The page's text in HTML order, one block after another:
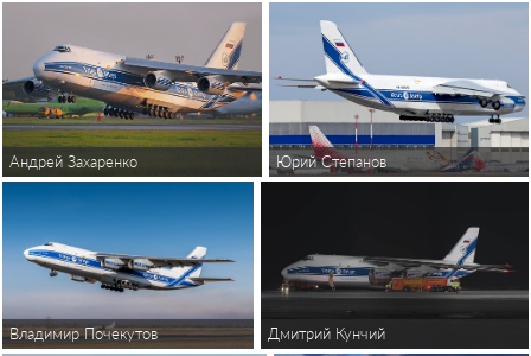
Андрей Захаренко Юрий Степанов
Владимир Почекутов Дмитрий Кунчий